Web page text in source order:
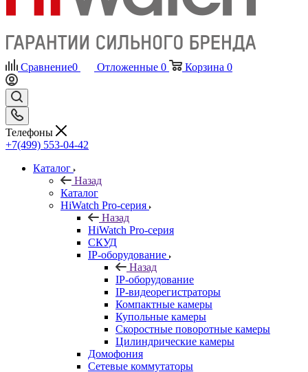
Сравнение0 Отложенные 0 Корзина 0
Телефоны
+7(499) 553-04-42
Каталог
Назад
Каталог
HiWatch Pro-серия
Назад
HiWatch Pro-серия
CКУД
IP-оборудование
Назад
IP-оборудование
IP-видеорегистраторы
Компактные камеры
Купольные камеры
Скоростные поворотные камеры
Цилиндрические камеры
Домофония
Сетевые коммутаторы